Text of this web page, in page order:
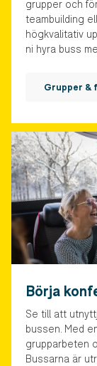
grupper och
teambuilding
högkvalitativ
ni hyra buss
Grupper &
Börja
Se till att
bussen. Med
grupparbeten
Bussarna är